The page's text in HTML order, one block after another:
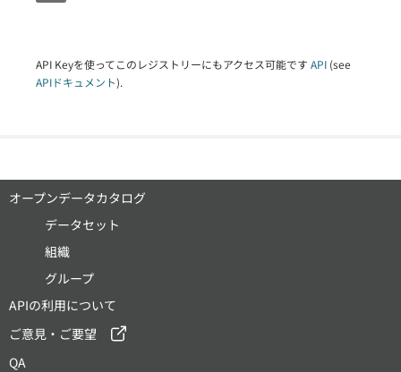
API Keyを使ってこのレジストリーにもアクセス可能です API (see
APIドキュメント).
オープンデータカタログ
データセット
組織
グループ
APIの利用について
ご意見・ご要望
QA